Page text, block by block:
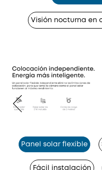
Visión nocturna en
Panel solar flexible
Fácil instalación